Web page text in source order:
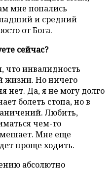
мне попались
и средний
от Бога.
сейчас?
что инвалидность
жизни. Но ничего
нет. Да, я не могу долго
болеть стопа, но в
Любить,
чем-то
Мне еще
проще ходить.
абсолютно